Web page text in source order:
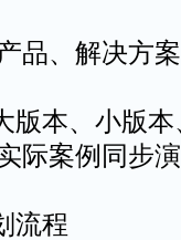
品、解决方
版本、小版
际案例同步
流程